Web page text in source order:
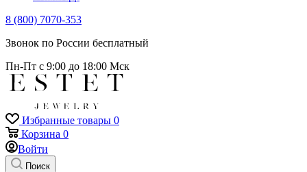
8 (800) 7070-353
Звонок по России бесплатный
Пн-Пт с 9:00 до 18:00 Мск
Избранные товары 0
Корзина 0
Войти
Поиск